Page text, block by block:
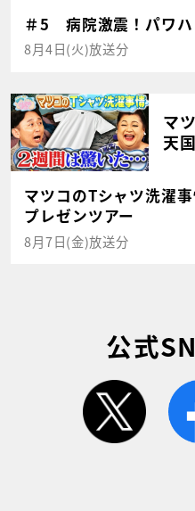
＃5 病院激震！パワハ
8月4日(火)放送分
マ
天国
マツコのTシャツ洗濯
プレゼンツアー
8月7日(金)放送分
公式
twitter